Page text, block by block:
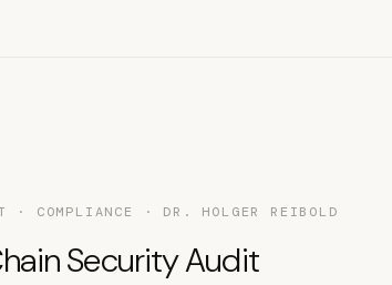
· COMPLIANCE · DR. HOLGER REIBOLD
Security Audit